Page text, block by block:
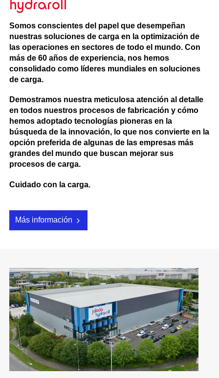
hydraroll
Somos conscientes del papel que desempeñan
nuestras soluciones de carga en la optimización de
las operaciones en sectores de todo el mundo. Con
más de 60 años de experiencia, nos hemos
consolidado como líderes mundiales en soluciones
de carga.
Demostramos nuestra meticulosa atención al detalle
en todos nuestros procesos de fabricación y cómo
hemos adoptado tecnologías pioneras en la
búsqueda de la innovación, lo que nos convierte en la
opción preferida de algunas de las empresas más
grandes del mundo que buscan mejorar sus
procesos de carga.
Cuidado con la carga.
Más información